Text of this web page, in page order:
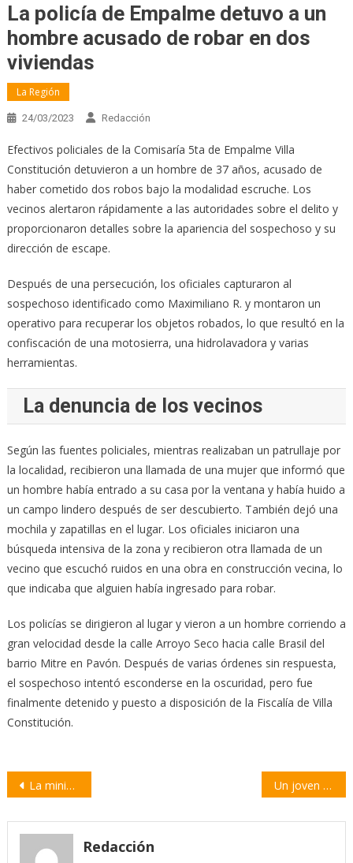
La policía de Empalme detuvo a un
hombre acusado de robar en dos
viviendas
La Región
24/03/2023 Redacción
Efectivos policiales de la Comisaría 5ta de Empalme Villa
Constitución detuvieron a un hombre de 37 años, acusado de
haber cometido dos robos bajo la modalidad escruche. Los
vecinos alertaron rápidamente a las autoridades sobre el delito y
proporcionaron detalles sobre la apariencia del sospechoso y su
dirección de escape.
Después de una persecución, los oficiales capturaron al
sospechoso identificado como Maximiliano R. y montaron un
operativo para recuperar los objetos robados, lo que resultó en la
confiscación de una motosierra, una hidrolavadora y varias
herramientas.
La denuncia de los vecinos
Según las fuentes policiales, mientras realizaban un patrullaje por
la localidad, recibieron una llamada de una mujer que informó que
un hombre había entrado a su casa por la ventana y había huido a
un campo lindero después de ser descubierto. También dejó una
mochila y zapatillas en el lugar. Los oficiales iniciaron una
búsqueda intensiva de la zona y recibieron otra llamada de un
vecino que escuchó ruidos en una obra en construcción vecina, lo
que indicaba que alguien había ingresado para robar.
Los policías se dirigieron al lugar y vieron a un hombre corriendo a
gran velocidad desde la calle Arroyo Seco hacia calle Brasil del
barrio Mitre en Pavón. Después de varias órdenes sin respuesta,
el sospechoso intentó esconderse en la oscuridad, pero fue
finalmente detenido y puesto a disposición de la Fiscalía de Villa
Constitución.
Navegación
entradas
La ministra Frana recorrió las obras en Pavón y entregó nuevos aportes económicos Un joven falleció tras chocar contra un camión estacionado en calle Moreno
Redacción